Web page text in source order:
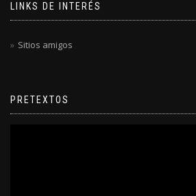
LINKS DE INTERÉS
Sitios amigos
PRETEXTOS